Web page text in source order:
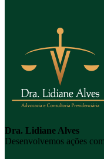
Dra. Lidiane Alves
Desenvolvemos ações